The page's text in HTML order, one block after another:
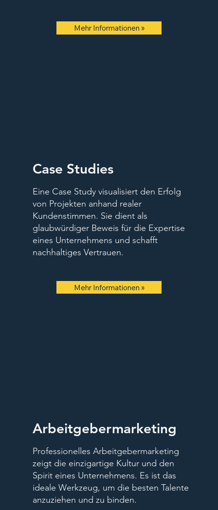
Mehr Informationen »
Case Studies
Eine Case Study visualisiert den Erfolg
von Projekten anhand realer
Kundenstimmen. Sie dient als
glaubwürdiger Beweis für die Expertise
eines Unternehmens und schafft
nachhaltiges Vertrauen.
Mehr Informationen »
Arbeitgebermarketing
Professionelles Arbeitgebermarketing
zeigt die einzigartige Kultur und den
Spirit eines Unternehmens. Es ist das
ideale Werkzeug, um die besten Talente
anzuziehen und zu binden.